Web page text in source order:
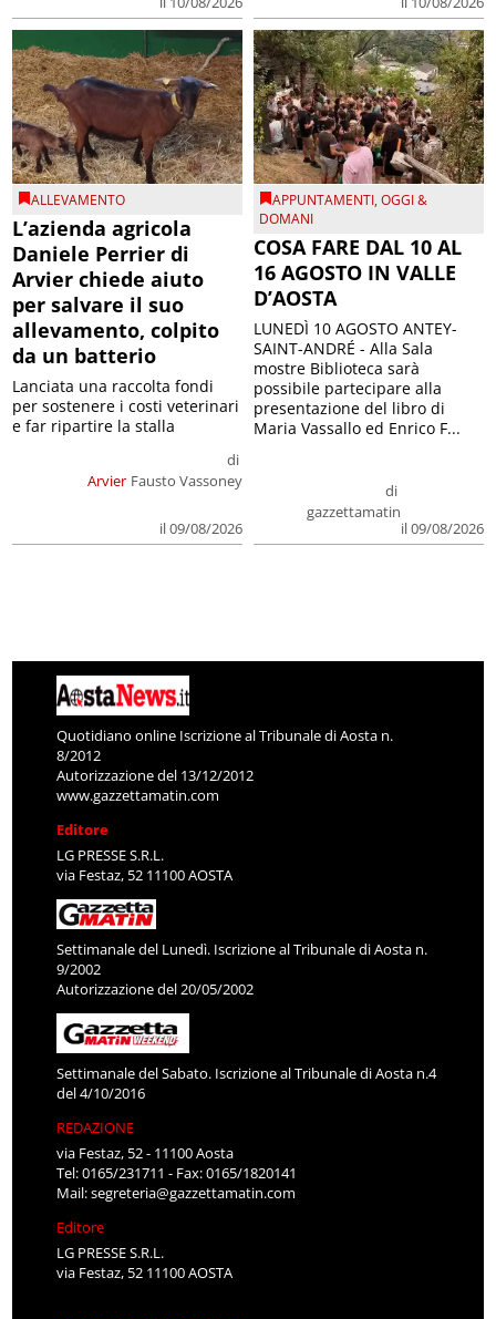
ALLEVAMENTO
L’azienda agricola
Daniele Perrier di
Arvier chiede aiuto
per salvare il suo
allevamento, colpito
da un batterio
Arvier
di
Fausto Vassoney
il 09/08/2026
Lanciata una raccolta fondi
per sostenere i costi veterinari
e far ripartire la stalla
APPUNTAMENTI,OGGI &
DOMANI
COSA FARE DAL 10 AL
16 AGOSTO IN VALLE
D’AOSTA
di
gazzettamatin
il 09/08/2026
LUNEDÌ 10 AGOSTO ANTEY-
SAINT-ANDRÉ - Alla Sala
mostre Biblioteca sarà
possibile partecipare alla
presentazione del libro di
Maria Vassallo ed Enrico F...
Quotidiano online Iscrizione al Tribunale di Aosta n.
8/2012
Autorizzazione del 13/12/2012
www.gazzettamatin.com
Editore
LG PRESSE S.R.L.
via Festaz, 52 11100 AOSTA
Settimanale del Lunedì. Iscrizione al Tribunale di Aosta n.
9/2002
Autorizzazione del 20/05/2002
Settimanale del Sabato. Iscrizione al Tribunale di Aosta n.4
del 4/10/2016
REDAZIONE
via Festaz, 52 - 11100 Aosta
Tel: 0165/231711 - Fax: 0165/1820141
Mail:segreteria@gazzettamatin.com
Editore
LG PRESSE S.R.L.
via Festaz, 52 11100 AOSTA